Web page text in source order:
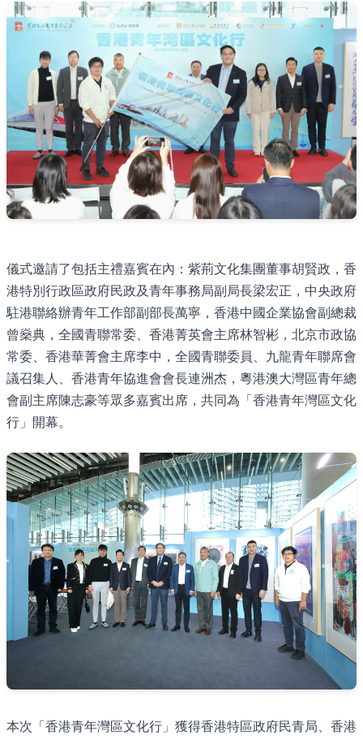
儀式邀請了包括主禮嘉賓在內：紫荊文化集團董事胡賢政，香
港特別行政區政府民政及青年事務局副局長梁宏正，中央政府
駐港聯絡辦青年工作部副部長萬寧，香港中國企業協會副總裁
曾燊典，全國青聯常委、香港菁英會主席林智彬，北京市政協
常委、香港華菁會主席李中，全國青聯委員、九龍青年聯席會
議召集人、香港青年協進會會長連洲杰，粵港澳大灣區青年總
會副主席陳志豪等眾多嘉賓出席，共同為「香港青年灣區文化
行」開幕。
本次「香港青年灣區文化行」獲得香港特區政府民青局、香港